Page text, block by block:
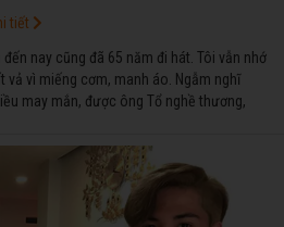
đến nay cũng đã 65 năm đi hát. Tôi vẫn nhớ
vả vì miếng cơm, manh áo. Ngẫm nghĩ
may mắn, được ông Tổ nghề thương,
để từng bước thành danh với nghiệp ca
tiết